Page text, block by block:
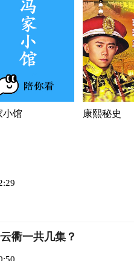
小馆 康熙秘史
衢一共几集？